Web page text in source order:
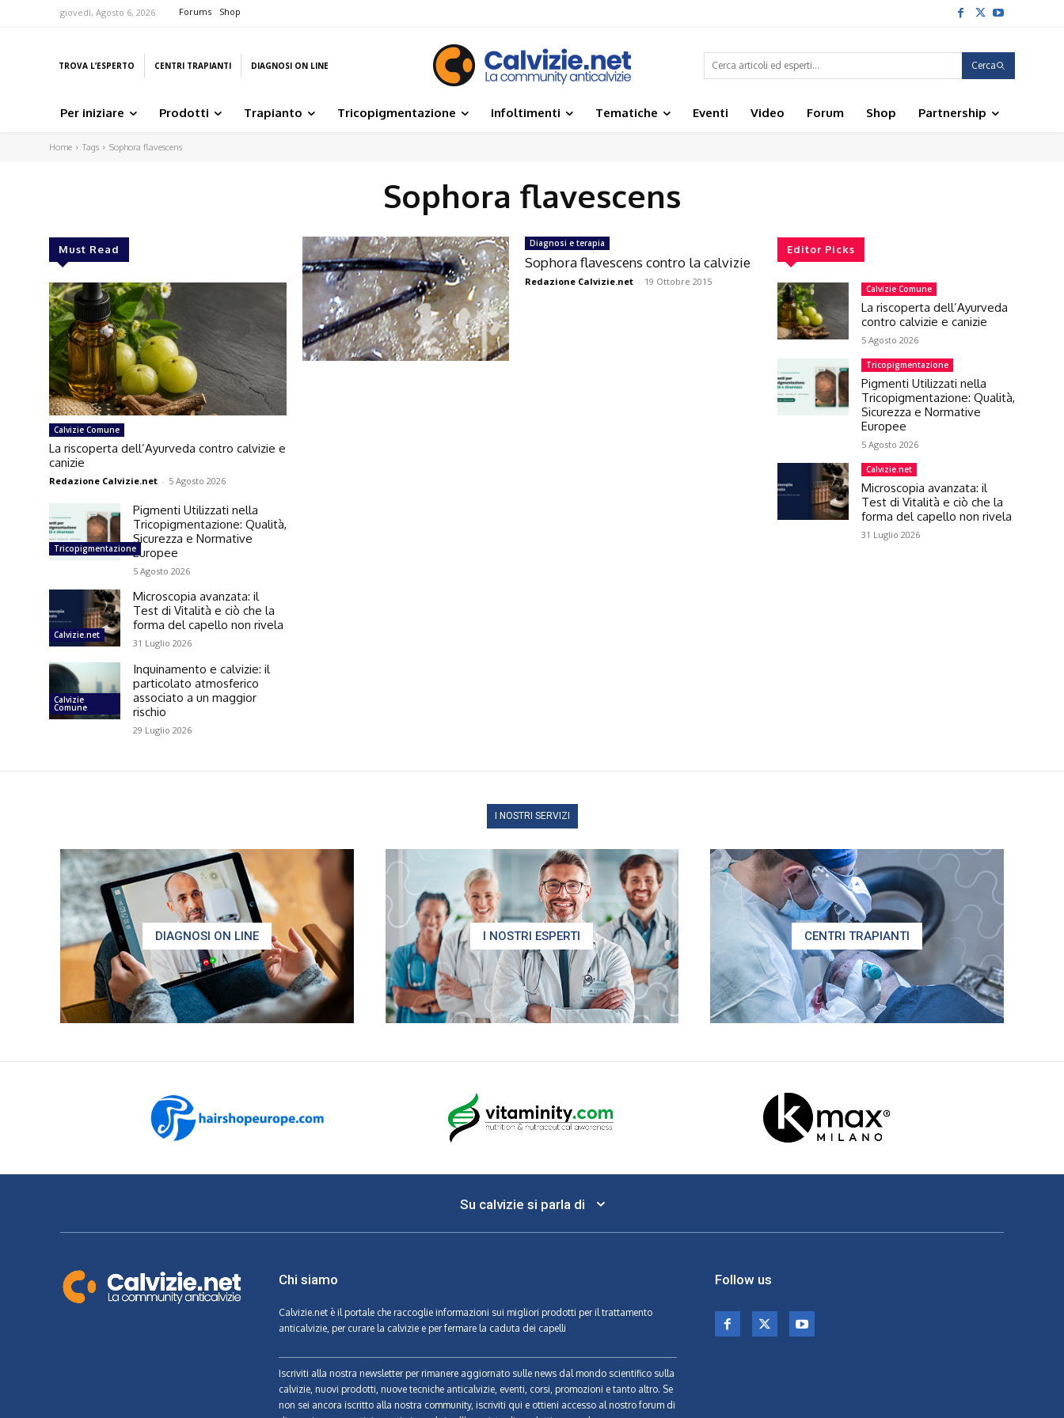
giovedì, Agosto 6, 2026 Forums Shop
TROVA L’ESPERTO CENTRI TRAPIANTI DIAGNOSI ON LINE Cerca
Per iniziare Prodotti Trapianto Tricopigmentazione Infoltimenti Tematiche Eventi Video Forum Shop Partnership
Home Tags Sophora flavescens
Sophora flavescens
Must Read
Calvizie Comune
La riscoperta dell’Ayurveda contro calvizie e
canizie
Redazione Calvizie.net - 5 Agosto 2026
Tricopigmentazione
Pigmenti Utilizzati nella
Tricopigmentazione: Qualità,
Sicurezza e Normative
Europee
5 Agosto 2026
Calvizie.net
Microscopia avanzata: il
Test di Vitalità e ciò che la
forma del capello non rivela
31 Luglio 2026
Calvizie
Comune
Inquinamento e calvizie: il
particolato atmosferico
associato a un maggior
rischio
29 Luglio 2026
Diagnosi e terapia
Sophora flavescens contro la calvizie
Redazione Calvizie.net - 19 Ottobre 2015
Editor Picks
Calvizie Comune
La riscoperta dell’Ayurveda
contro calvizie e canizie
5 Agosto 2026
Tricopigmentazione
Pigmenti Utilizzati nella
Tricopigmentazione: Qualità,
Sicurezza e Normative
Europee
5 Agosto 2026
Calvizie.net
Microscopia avanzata: il
Test di Vitalità e ciò che la
forma del capello non rivela
31 Luglio 2026
I NOSTRI SERVIZI
DIAGNOSI ON LINE I NOSTRI ESPERTI CENTRI TRAPIANTI
Su calvizie si parla di
Chi siamo
Calvizie.netè il portale che raccoglie informazioni sui migliori prodotti per il trattamento
anticalvizie, per curare la calvizie e per fermare la caduta dei capelli
Iscriviti alla nostra newsletter per rimanere aggiornato sulle news dal mondo scientifico sulla
calvizie, nuovi prodotti, nuove tecniche anticalvizie, eventi, corsi, promozioni e tanto altro. Se
non sei ancora iscritto alla nostra community, iscriviti qui e ottieni accesso al nostro forum di
Follow us